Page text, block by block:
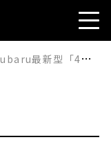
4WD“Coupe”」曝光！採用紅色「SUBARU」車標與方正車身的「雙門運動車」！寬體設計也很吸睛的「運動移動力」是什麼？